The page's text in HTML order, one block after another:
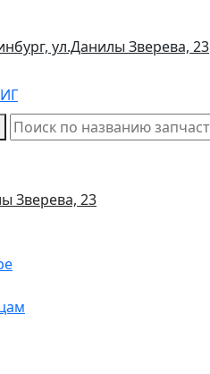
ул.Данилы Зверева, 23
Зверева, 23